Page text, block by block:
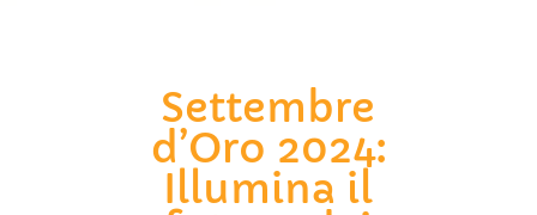
Settembre
d’Oro 2024:
Illumina il